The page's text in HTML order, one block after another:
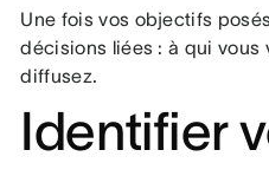
Une fois vos objectifs
décisions liées : à qui vous
diffusez.
Identifier